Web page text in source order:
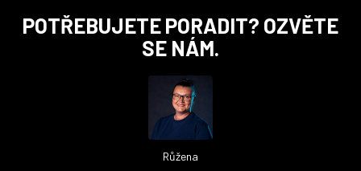
POTŘEBUJETE PORADIT? OZVĚTE
SE NÁM.
Růžena